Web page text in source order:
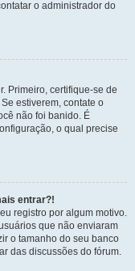
o administrador do
Primeiro, certifique-se de
estiverem, contate o
não foi banido. É
o qual precise
entrar?!
registro por algum motivo.
que não enviaram
o tamanho do seu banco
das discussões do fórum.